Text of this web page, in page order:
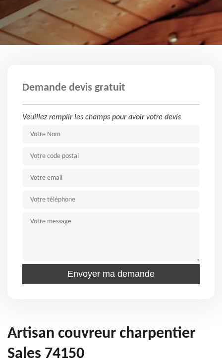
Demande devis gratuit
Veuillez remplir les champs pour avoir votre devis
Artisan couvreur charpentier
Sales 74150